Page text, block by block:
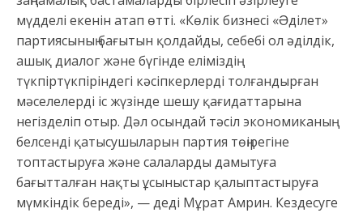
мүдделі екенін атап өтті. «Көлік бизнесі «Əділет»
партиясының бағытын қолдайды, себебі ол əділдік,
ашық диалог жəне бүгінде еліміздің
түкпіртүкпіріндегі кəсіпкерлерді толғандырған
мəселелерді іс жүзінде шешу қағидаттарына
негізделіп отыр. Дəл осындай тəсіл экономиканың
белсенді қатысушыларын партия төңірегіне
топтастыруға жəне салаларды дамытуға
бағытталған нақты ұсыныстар қалыптастыруға
мүмкіндік береді», — деді Мұрат Амрин. Кездесуге